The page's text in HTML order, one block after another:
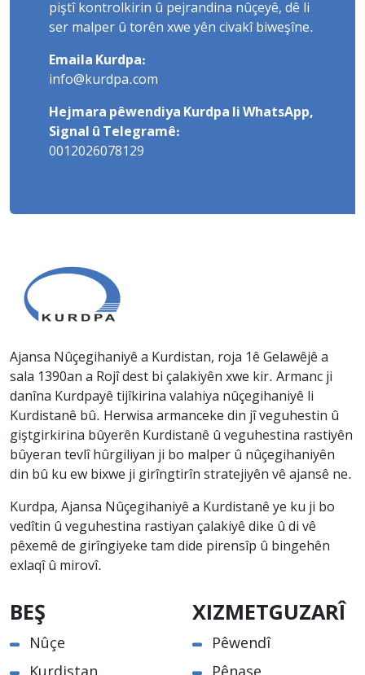
piştî kontrolkirin û pejrandina nûçeyê, dê li
ser malper û torên xwe yên civakî biweşîne.
Emaila Kurdpa:
info@kurdpa.com
Hejmara pêwendiya Kurdpa li WhatsApp,
Signal û Telegramê:
0012026078129
Ajansa Nûçegihaniyê a Kurdistan, roja 1ê Gelawêjê a
sala 1390an a Rojî dest bi çalakiyên xwe kir. Armanc ji
danîna Kurdpayê tijîkirina valahiya nûçegihaniyê li
Kurdistanê bû. Herwisa armanceke din jî veguhestin û
giştgirkirina bûyerên Kurdistanê û veguhestina rastiyên
bûyeran tevlî hûrgiliyan ji bo malper û nûçegihaniyên
din bû ku ew bixwe ji girîngtirîn stratejiyên vê ajansê ne.
Kurdpa, Ajansa Nûçegihaniyê a Kurdistanê ye ku ji bo
vedîtin û veguhestina rastiyan çalakiyê dike û di vê
pêxemê de girîngiyeke tam dide pirensîp û bingehên
exlaqî û mirovî.
BEŞ
Nûçe
XIZMETGUZARÎ
Pêwendî